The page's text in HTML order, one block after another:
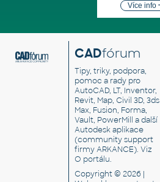
Více info
CADfórum
Tipy, triky, podpora,
pomoc a rady pro
AutoCAD, LT, Inventor,
Revit, Map, Civil 3D, 3ds
Max, Fusion, Forma,
Vault, PowerMill a další
Autodesk aplikace
(community support
firmy ARKANCE). Viz
O portálu.
Copyright © 2026 |